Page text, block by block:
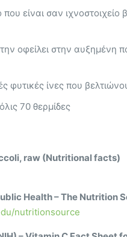
που είναι σαν
οφείλει στην αυξημένη
φυτικές ίνες που
70 θερμίδες
raw (Nutritional facts)
Health – The Nutrition
nutritionsource